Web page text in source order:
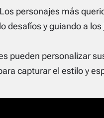
personajes más
desafíos y guiando a
pueden personalizar
capturar el estilo y